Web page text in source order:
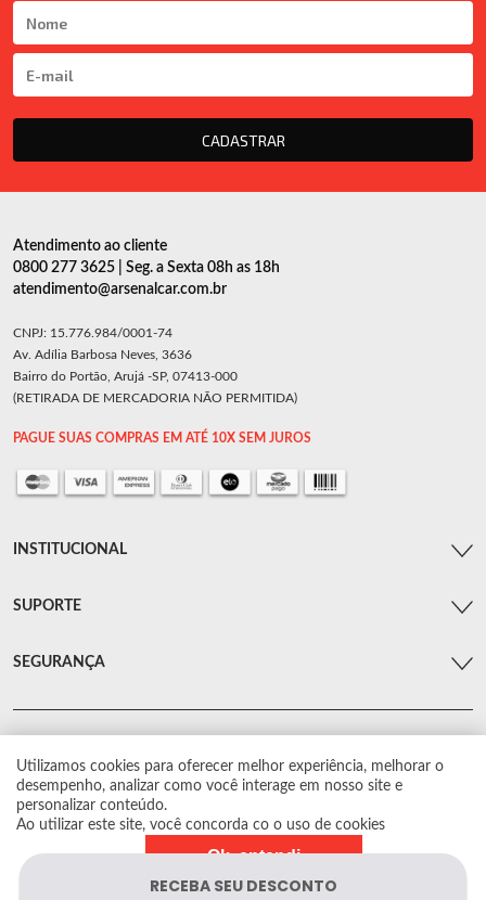
CADASTRAR
Utilizamos cookies para oferecer melhor experiência, melhorar o
desempenho, analizar como você interage em nosso site e
personalizar conteúdo.
Ao utilizar este site, você concorda co o uso de cookies
Ok, entendi
Atendimento ao cliente
0800 277 3625 | Seg. a Sexta 08h as 18h
atendimento@arsenalcar.com.br
CNPJ: 15.776.984/0001-74
Av. Adília Barbosa Neves, 3636
Bairro do Portão, Arujá -SP, 07413-000
(RETIRADA DE MERCADORIA NÃO PERMITIDA)
PAGUE SUAS COMPRAS EM ATÉ 10X SEM JUROS
INSTITUCIONAL
SUPORTE
SEGURANÇA
© Arsenal Car. Todos os direitos reservados.
Proibida reprodução total ou parcial. Preços e estoque sujeito a alterações sem
aviso prévio.